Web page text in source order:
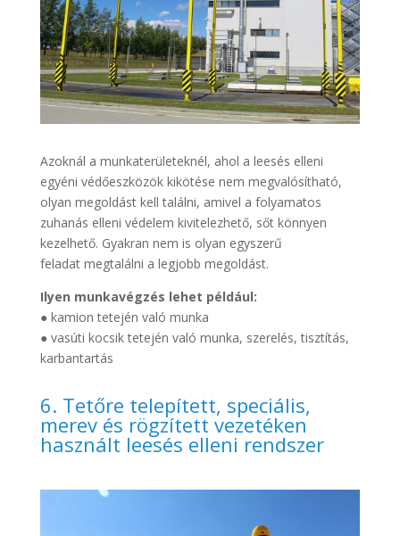
Azoknál a munkaterületeknél, ahol a leesés elleni
egyéni védőeszközök kikötése nem megvalósítható,
olyan megoldást kell találni, amivel a folyamatos
zuhanás elleni védelem kivitelezhető, sőt könnyen
kezelhető. Gyakran nem is olyan egyszerű
feladat megtalálni a legjobb megoldást.
Ilyen munkavégzés lehet például:
● kamion tetején való munka
● vasúti kocsik tetején való munka, szerelés, tisztítás,
karbantartás
6. Tetőre telepített, speciális,
merev és rögzített vezetéken
használt leesés elleni rendszer